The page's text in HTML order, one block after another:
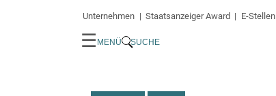
Unternehmen Staatsanzeiger Award E-Stellen
☰ MENÜ SUCHE